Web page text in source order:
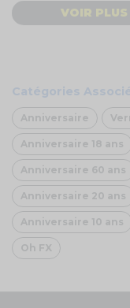
VOIR PLUS
Catégories
Anniversaire
Anniversaire 18 ans
Anniversaire 60 ans
Anniversaire 20 ans
Anniversaire 10 ans
Oh FX